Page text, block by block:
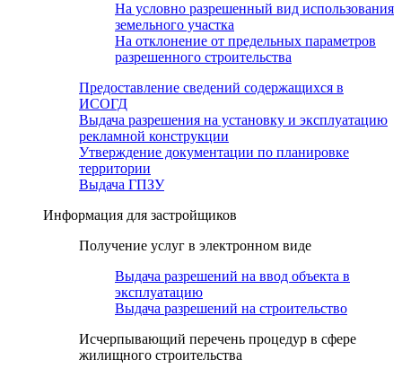
На условно разрешенный вид использования
земельного участка
На отклонение от предельных параметров
разрешенного строительства
Предоставление сведений содержащихся в
ИСОГД
Выдача разрешения на установку и эксплуатацию
рекламной конструкции
Утверждение документации по планировке
территории
Выдача ГПЗУ
Информация для застройщиков
Получение услуг в электронном виде
Выдача разрешений на ввод объекта в
эксплуатацию
Выдача разрешений на строительство
Исчерпывающий перечень процедур в сфере
жилищного строительства